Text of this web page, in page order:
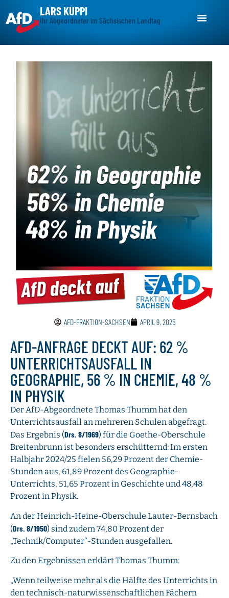
LARS KUPPI
Ihr Abgeordneter im Sächsischen Landtag
AFD-FRAKTION-SACHSEN APRIL 9, 2025
AFD-ANFRAGE DECKT AUF: 62 %
UNTERRICHTSAUSFALL IN
GEOGRAPHIE, 56 % IN CHEMIE, 48 %
IN PHYSIK
Der AfD-Abgeordnete Thomas Thumm hat den
Unterrichtsausfall an mehreren Schulen abgefragt.
Das Ergebnis (Drs. 8/1969) für die Goethe-Oberschule
Breitenbrunn ist besonders erschütternd: Im ersten
Halbjahr 2024/25 fielen 56,29 Prozent der Chemie-
Stunden aus, 61,89 Prozent des Geographie-
Unterrichts, 51,65 Prozent in Geschichte und 48,48
Prozent in Physik.
An der Heinrich-Heine-Oberschule Lauter-Bernsbach
(Drs. 8/1950) sind zudem 74,80 Prozent der
„Technik/Computer“-Stunden ausgefallen.
Zu den Ergebnissen erklärt Thomas Thumm:
„Wenn teilweise mehr als die Hälfte des Unterrichts in
den technisch-naturwissenschaftlichen Fächern